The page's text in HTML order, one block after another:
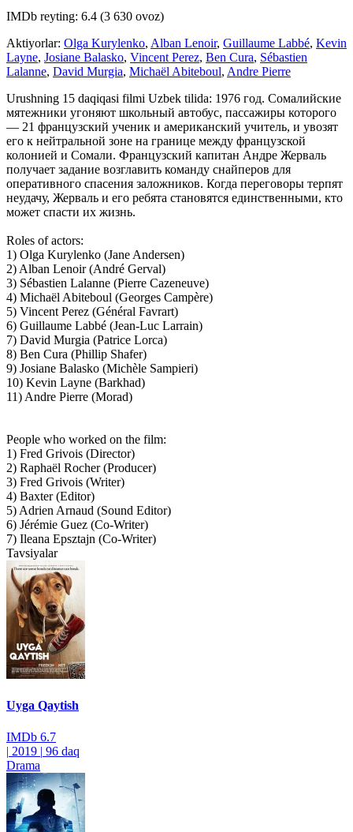
IMDb reyting: 6.4 (3 630 ovoz)
Aktiyorlar: Olga Kurylenko, Alban Lenoir, Guillaume Labbé, Kevin
Layne, Josiane Balasko, Vincent Perez, Ben Cura, Sébastien
Lalanne, David Murgia, Michaël Abiteboul, Andre Pierre
Urushning 15 daqiqasi filmi Uzbek tilida: 1976 год. Сомалийские
мятежники угоняют школьный автобус, пассажиры которого
— 21 французский ученик и американский учитель, и увозят
его к нейтральной зоне на границе между французской
колонией и Сомали. Французский капитан Андре Жерваль
получает задание возглавить команду снайперов для
оперативного спасения заложников. Когда переговоры терпят
неудачу, Жерваль и его ребята становятся единственными, кто
может спасти их жизнь.
Roles of actors:
1) Olga Kurylenko (Jane Andersen)
2) Alban Lenoir (André Gerval)
3) Sébastien Lalanne (Pierre Cazeneuve)
4) Michaël Abiteboul (Georges Campère)
5) Vincent Perez (Général Favrart)
6) Guillaume Labbé (Jean-Luc Larrain)
7) David Murgia (Patrice Lorca)
8) Ben Cura (Phillip Shafer)
9) Josiane Balasko (Michèle Sampieri)
10) Kevin Layne (Barkhad)
11) Andre Pierre (Morad)
People who worked on the film:
1) Fred Grivois (Director)
2) Raphaël Rocher (Producer)
3) Fred Grivois (Writer)
4) Baxter (Editor)
5) Adrien Arnaud (Sound Editor)
6) Jérémie Guez (Co-Writer)
7) Ileana Epsztajn (Co-Writer)
Tavsiyalar
Uyga Qaytish
IMDb 6.7
| 2019 | 96 daq
Drama